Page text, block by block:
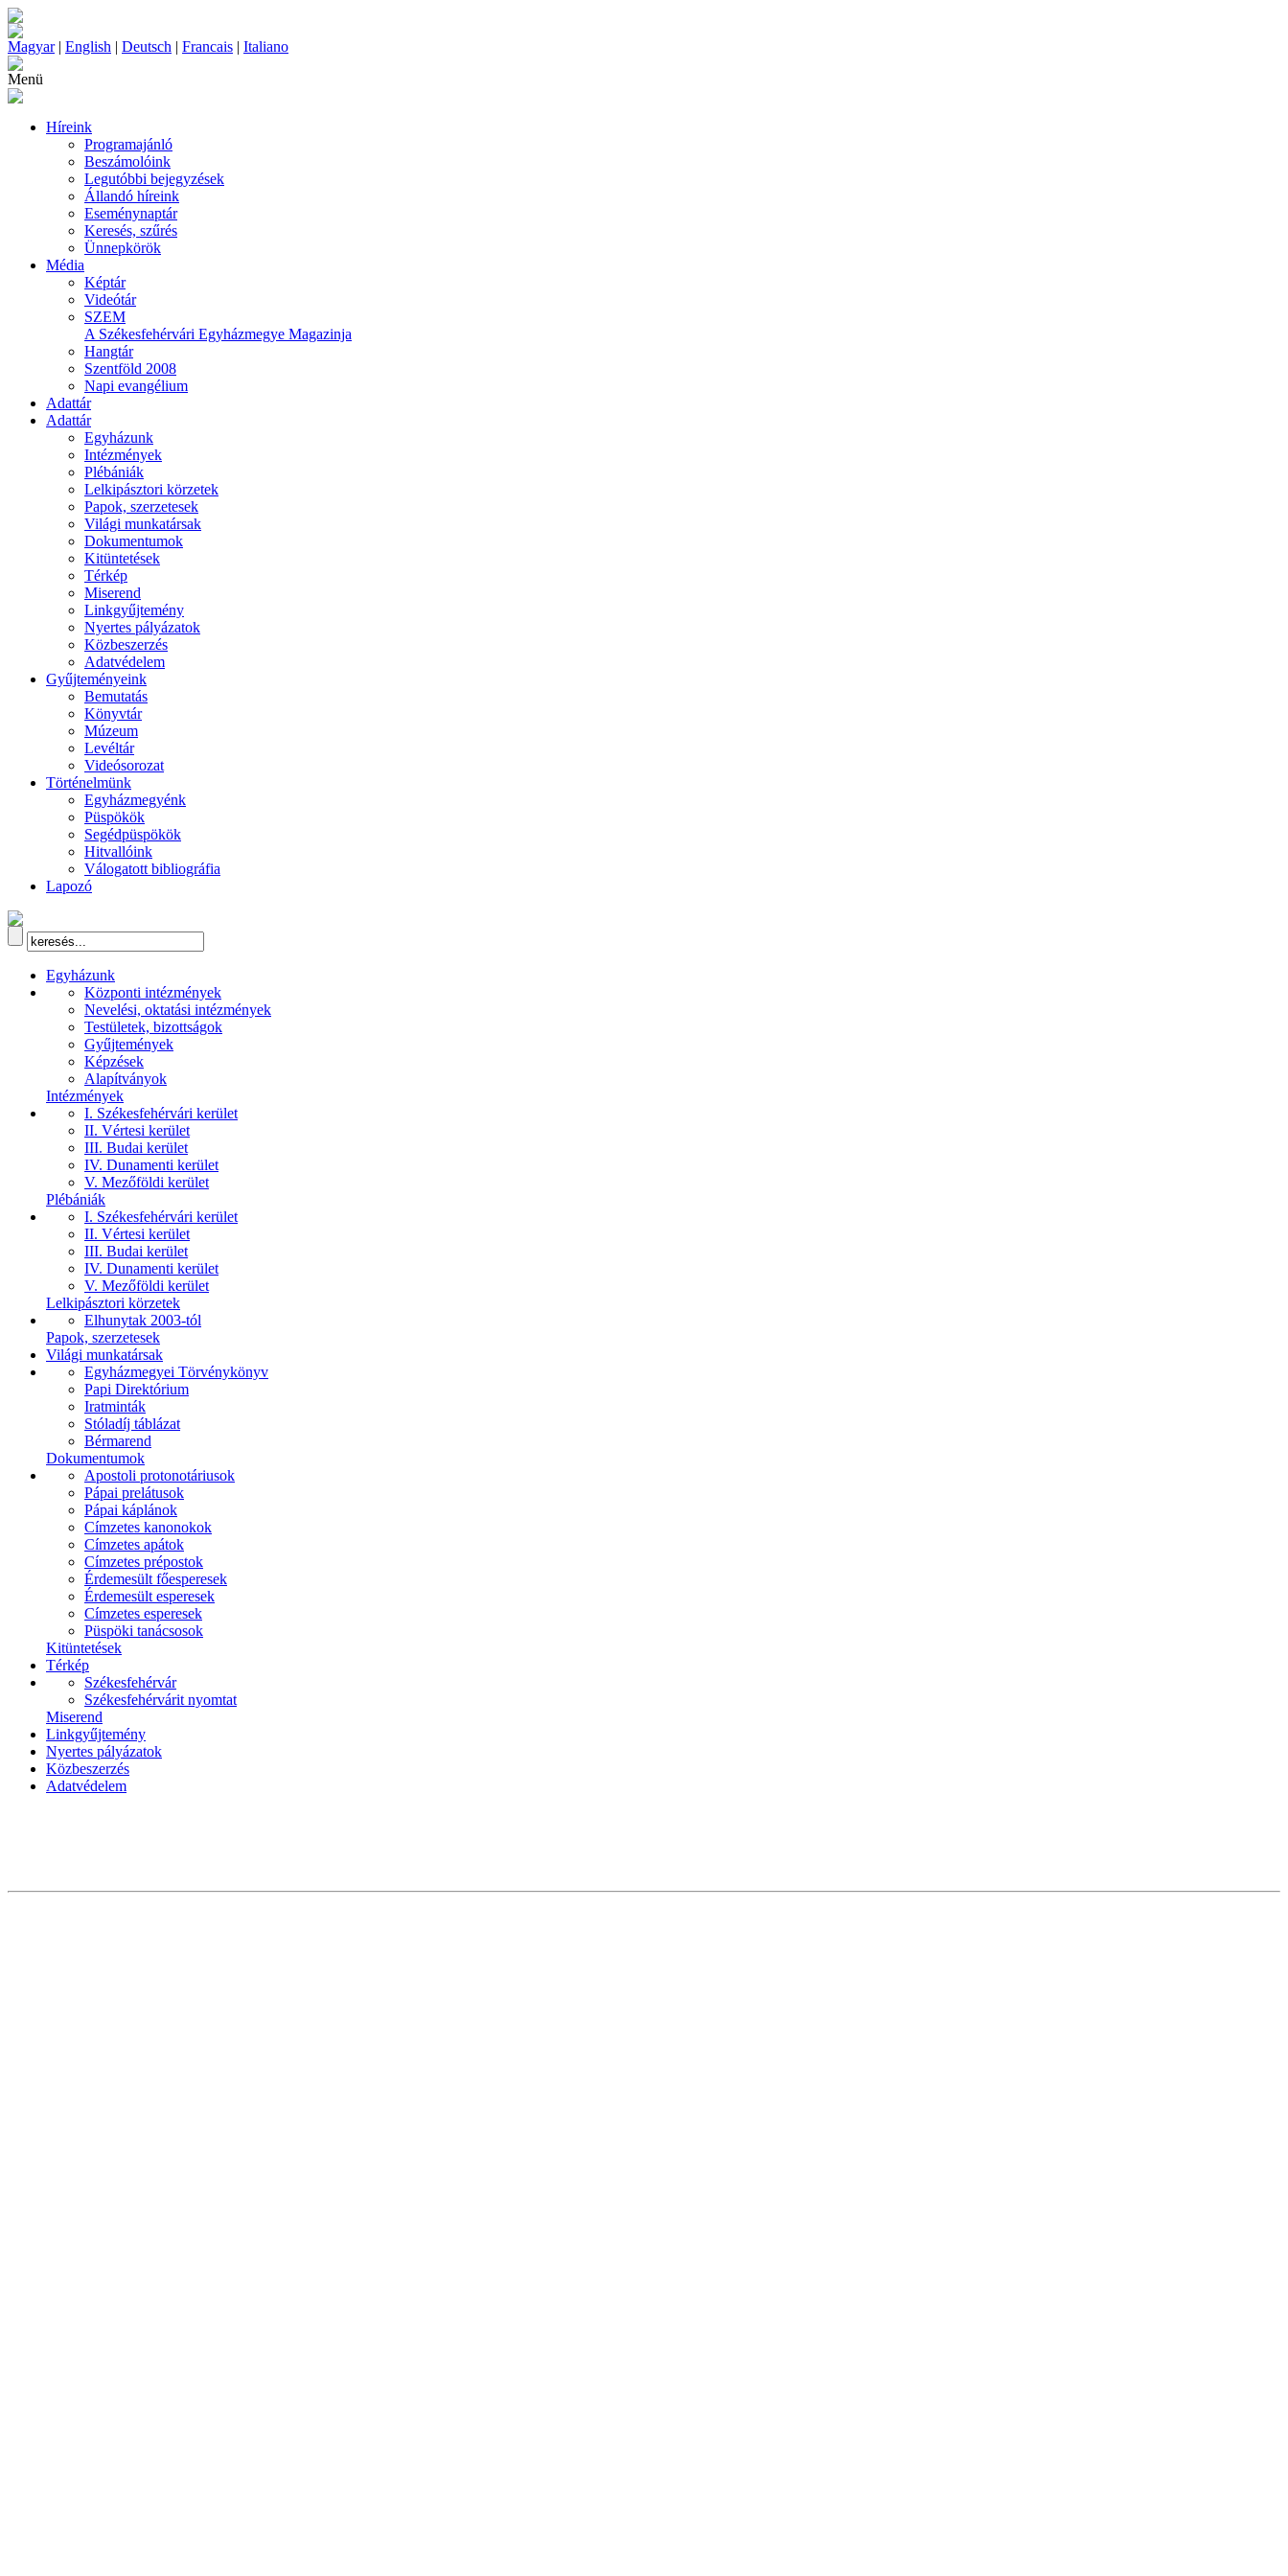
Magyar| English | Deutsch | Francais | Italiano
Menü
Híreink
Programajánló
Beszámolóink
Legutóbbi bejegyzések
Állandó híreink
Eseménynaptár
Keresés, szűrés
Ünnepkörök
Média
Képtár
Videótár
SZEM
A Székesfehérvári Egyházmegye Magazinja
Hangtár
Szentföld 2008
Napi evangélium
Adattár
Adattár
Egyházunk
Intézmények
Plébániák
Lelkipásztori körzetek
Papok, szerzetesek
Világi munkatársak
Dokumentumok
Kitüntetések
Térkép
Miserend
Linkgyűjtemény
Nyertes pályázatok
Közbeszerzés
Adatvédelem
Gyűjteményeink
Bemutatás
Könyvtár
Múzeum
Levéltár
Videósorozat
Történelmünk
Egyházmegyénk
Püspökök
Segédpüspökök
Hitvallóink
Válogatott bibliográfia
Lapozó
Egyházunk
Központi intézmények
Nevelési, oktatási intézmények
Testületek, bizottságok
Gyűjtemények
Képzések
Alapítványok
Intézmények
I. Székesfehérvári kerület
II. Vértesi kerület
III. Budai kerület
IV. Dunamenti kerület
V. Mezőföldi kerület
Plébániák
I. Székesfehérvári kerület
II. Vértesi kerület
III. Budai kerület
IV. Dunamenti kerület
V. Mezőföldi kerület
Lelkipásztori körzetek
Elhunytak 2003-tól
Papok, szerzetesek
Világi munkatársak
Egyházmegyei Törvénykönyv
Papi Direktórium
Iratminták
Stóladíj táblázat
Bérmarend
Dokumentumok
Apostoli protonotáriusok
Pápai prelátusok
Pápai káplánok
Címzetes kanonokok
Címzetes apátok
Címzetes prépostok
Érdemesült főesperesek
Érdemesült esperesek
Címzetes esperesek
Püspöki tanácsosok
Kitüntetések
Térkép
Székesfehérvár
Székesfehérvárit nyomtat
Miserend
Linkgyűjtemény
Nyertes pályázatok
Közbeszerzés
Adatvédelem